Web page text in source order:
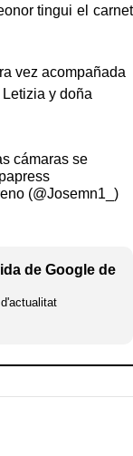
tingui el carnet
vez acompañada
y doña
cámaras se
(@Josemn1_)
de Google de